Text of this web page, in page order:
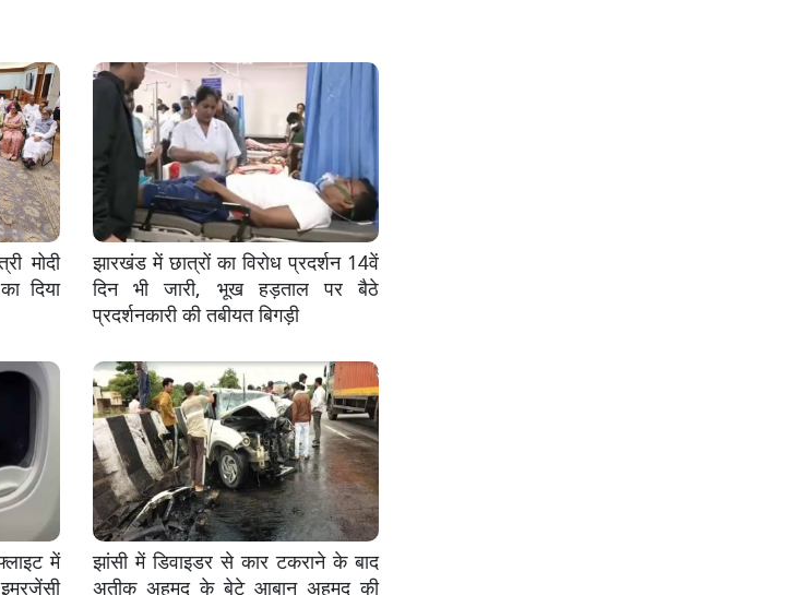
मोदी
दिया
झारखंड में छात्रों का विरोध प्रदर्शन 14वें
दिन भी जारी, भूख हड़ताल पर बैठे
प्रदर्शनकारी की तबीयत बिगड़ी
में झांसी में डिवाइडर से कार टकराने के बाद
अतीक अहमद के बेटे आबान अहमद की